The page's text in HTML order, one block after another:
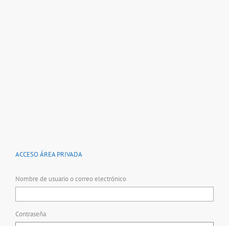
ACCESO ÁREA PRIVADA
Nombre de usuario o correo electrónico
Contraseña